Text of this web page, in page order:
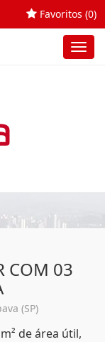
Favoritos (0)
COM 03
(SP)
de área útil,